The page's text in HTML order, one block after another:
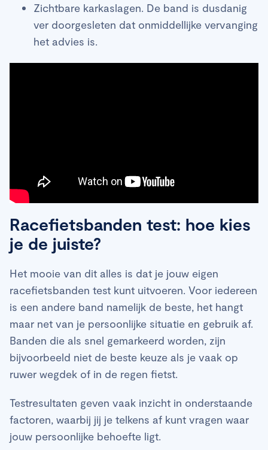
Zichtbare karkaslagen. De band is dusdanig
ver doorgesleten dat onmiddellijke vervanging
het advies is.
Racefietsbanden test: hoe kies
je de juiste?
Het mooie van dit alles is dat je jouw eigen
racefietsbanden test kunt uitvoeren. Voor iedereen
is een andere band namelijk de beste, het hangt
maar net van je persoonlijke situatie en gebruik af.
Banden die als snel gemarkeerd worden, zijn
bijvoorbeeld niet de beste keuze als je vaak op
ruwer wegdek of in de regen fietst.
Testresultaten geven vaak inzicht in onderstaande
factoren, waarbij jij je telkens af kunt vragen waar
jouw persoonlijke behoefte ligt.